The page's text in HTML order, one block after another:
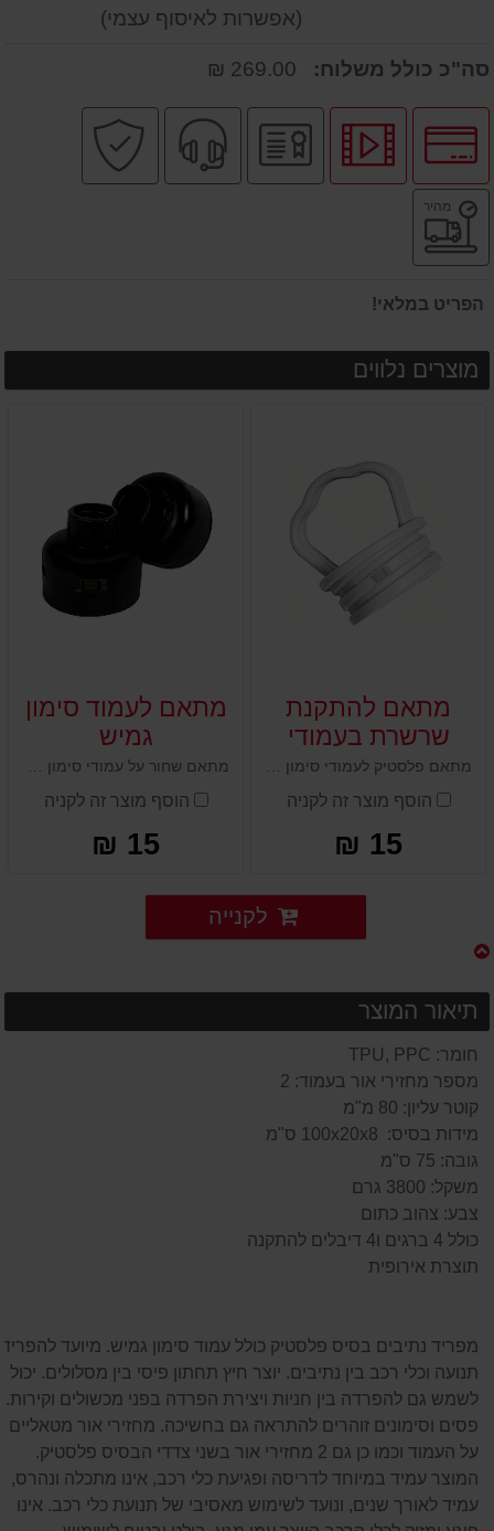
(אפשרות לאיסוף עצמי)
סה"כ כולל משלוח:
לחץ
לאפשרויות
תשלומים
לחץ
לצפיה
בסרטון
יבואן
רשמי
שירות
מקצועי
מהיר
הפריט במלאי!
מוצרים נלווים
מתאם להתקנת
שרשרת בעמודי
סימון
מתאם פלסטיק לעמודי סימון נועד להתקנת שרשרת בין העמודים. המתאם מתברג לחלקו העליון של העמוד ויוצר טבעת עליונה להשחלת שרשרת או כבל.
הוסף מוצר זה לקניה
15 ₪
מתאם לעמוד סימון
גמיש
מתאם שחור על עמודי סימון נועד להתקנת תוספים על העמוד כמו נצנצים או שילוט.
הוסף מוצר זה לקניה
15 ₪
לקנייה
תיאור המוצר
חומר: TPU, PPC
מספר מחזירי אור בעמוד: 2
קוטר עליון: 80 מ"מ
מידות בסיס: 100x20x8 ס"מ
גובה: 75 ס"מ
משקל: 3800 גרם
צבע: צהוב כתום
כולל 4 ברגים ו4 דיבלים להתקנה
תוצרת אירופית
מפריד נתיבים בסיס פלסטיק כולל עמוד סימון גמיש. מיועד להפריד
תנועה וכלי רכב בין נתיבים. יוצר חיץ תחתון פיסי בין מסלולים. יכול
לשמש גם להפרדה בין חניות ויצירת הפרדה בפני מכשולים וקירות.
פסים וסימונים זוהרים להתראה גם בחשיכה. מחזירי אור מטאליים
על העמוד וכמו כן גם 2 מחזירי אור בשני צדדי הבסיס פלסטיק.
המוצר עמיד במיוחד לדריסה ופגיעת כלי רכב, אינו מתכלה ונהרס,
עמיד לאורך שנים, ונועד לשימוש מאסיבי של תנועת כלי רכב. אינו